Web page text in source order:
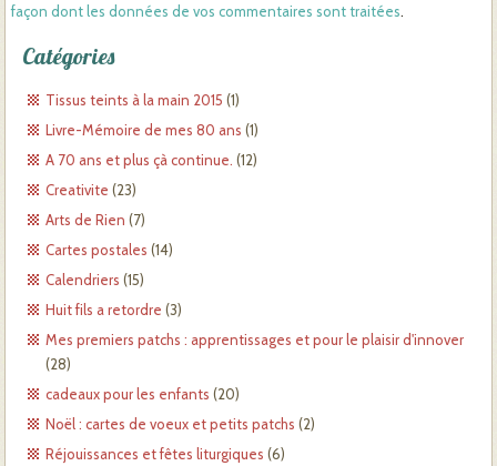
façon dont les données de vos commentaires sont traitées.
Catégories
Tissus teints à la main 2015 (1)
Livre-Mémoire de mes 80 ans (1)
A 70 ans et plus çà continue. (12)
Creativite (23)
Arts de Rien (7)
Cartes postales (14)
Calendriers (15)
Huit fils a retordre (3)
Mes premiers patchs : apprentissages et pour le plaisir d'innover
(28)
cadeaux pour les enfants (20)
Noël : cartes de voeux et petits patchs (2)
Réjouissances et fêtes liturgiques (6)